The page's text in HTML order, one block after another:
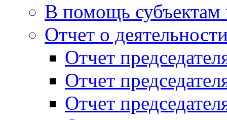
В помощь субъектам
Отчет о
Отчет
Отчет
Отчет